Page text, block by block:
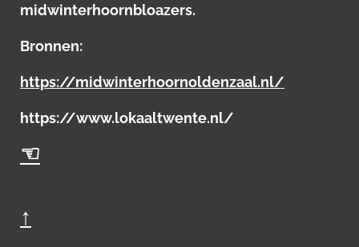
midwinterhoornbloazers.
Bronnen:
https://midwinterhoornoldenzaal.nl/
https://www.lokaaltwente.nl/
☜
↑